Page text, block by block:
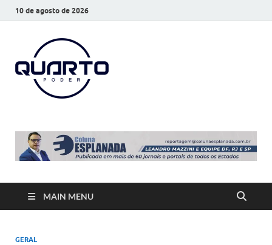
10 de agosto de 2026
MAIN MENU
GERAL